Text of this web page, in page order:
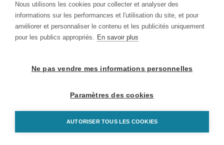
Nous utilisons les cookies pour collecter et analyser des
informations sur les performances et l'utilisation du site, et pour
améliorer et personnaliser le contenu et les publicités uniquement
pour les publics appropriés. En savoir plus
Ne pas vendre mes informations personnelles
Paramètres des cookies
AUTORISER TOUS LES COOKIES